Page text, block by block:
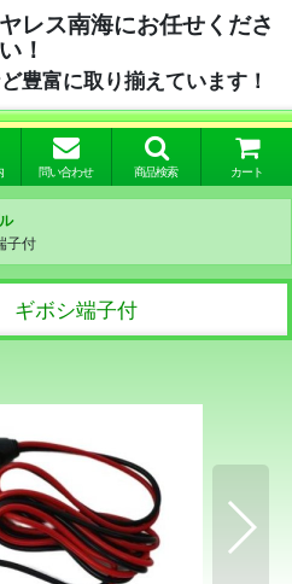
レス南海にお任せくださ
い！
豊富に取り揃えています！
問い合わせ 商品検索 カート
子付
ギボシ端子付